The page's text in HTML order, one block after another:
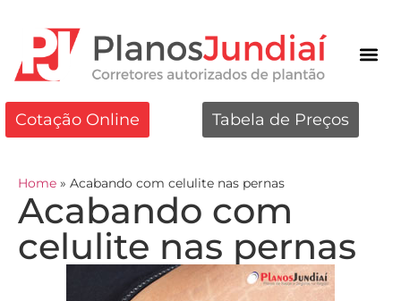
Cotação Online Tabela de Preços
Home » Acabando com celulite nas pernas
Acabando com
celulite nas pernas